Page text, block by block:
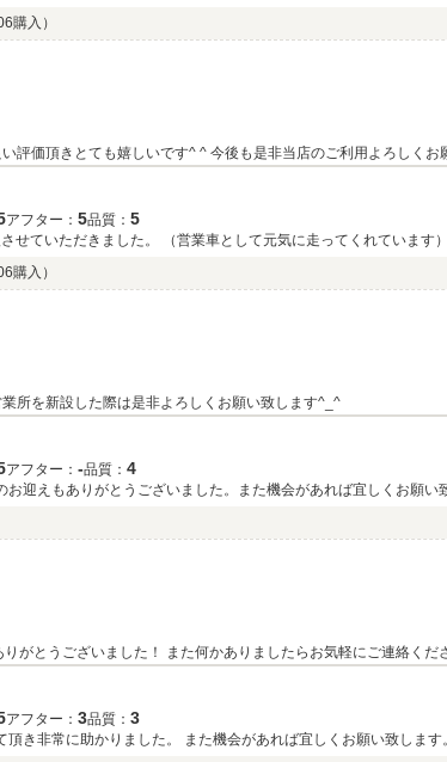
購入）
評価頂きとても嬉しいです^ ^ 今後も是非当店のご利用よろしくお
アフター： 5品質： 5
ていただきました。 （営業車として元気に走ってくれています
ったです。 年内には関東営業所を開設するので、その際は車両の購入をさせて頂
購入）
所を新設した際は是非よろしくお願い致します^_^
アフター： ‐品質： 4
迎えもありがとうございました。また機会があれば宜しくお願い
がとうございました！ また何かありましたらお気軽にご連絡くだ
アフター： 3品質： 3
急な問い合わせでしたが、スムーズな対応をして頂き非常に助かりました。 また機会があれば宜しくお願い致します。